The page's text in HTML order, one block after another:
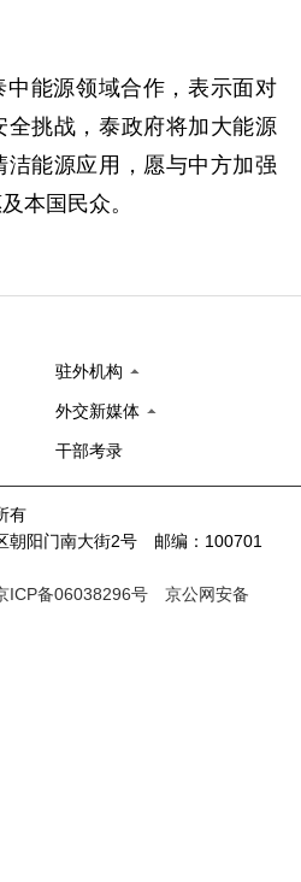
中能源领域合作，表示面对
全挑战，泰政府将加大能源
能源应用，愿与中方加强
本国民众。
驻外机构
外交新媒体
干部考录
有
朝阳门南大街2号 邮编：100701
ICP备06038296号
京公网安备